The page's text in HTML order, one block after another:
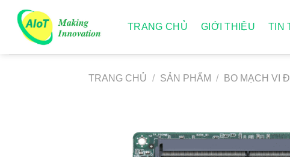
dung
TRANG CHỦ GIỚI THIỆU TIN
TRANG CHỦ / SẢN PHẨM / BO MẠCH VI